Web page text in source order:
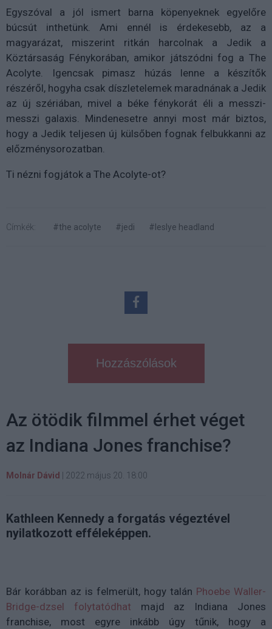
Egyszóval a jól ismert barna köpenyeknek egyelőre
búcsút inthetünk. Ami ennél is érdekesebb, az a
magyarázat, miszerint ritkán harcolnak a Jedik a
Köztársaság Fénykorában, amikor játszódni fog a The
Acolyte. Igencsak pimasz húzás lenne a készítők
részéről, hogyha csak díszletelemek maradnának a Jedik
az új szériában, mivel a béke fénykorát éli a messzi-
messzi galaxis. Mindenesetre annyi most már biztos,
hogy a Jedik teljesen új külsőben fognak felbukkanni az
előzménysorozatban.
Ti nézni fogjátok a The Acolyte-ot?
Címkék: #the acolyte #jedi #leslye headland
Hozzászólások
Az ötödik filmmel érhet véget
az Indiana Jones franchise?
Molnár Dávid 2022 május 20. 18:00
Kathleen Kennedy a forgatás végeztével
nyilatkozott efféleképpen.
Bár korábban az is felmerült, hogy talán Phoebe Waller-
Bridge-dzsel folytatódhat majd az Indiana Jones
franchise, most egyre inkább úgy tűnik, hogy a